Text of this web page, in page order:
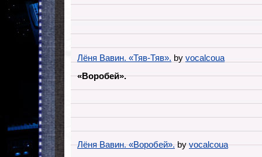
Лёня Вавин. «Тяв-Тяв». by vocalcoua
«Воробей».
Лёня Вавин. «Воробей».byvocalcoua